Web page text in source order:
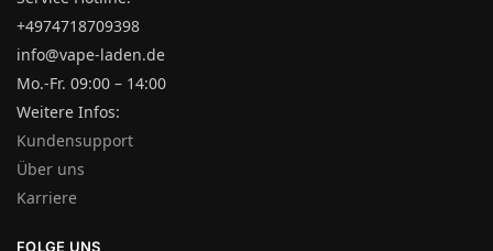
+4974718709398
info@vape-laden.de
Mo.-Fr. 09:00 – 14:00
Weitere Infos:
Kundensupport
Über uns
Karriere
FOLGE UNS